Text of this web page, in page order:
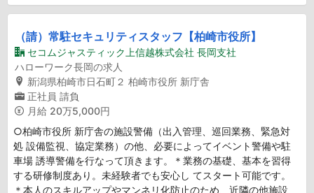
（請）常駐セキュリティスタッフ【柏崎市役所】
セコムジャスティック上信越株式会社 長岡支社
ハローワーク長岡の求人
新潟県柏崎市日石町２ 柏崎市役所 新庁舎
正社員 請負
月給 20万5,000円
○柏崎市役所 新庁舎の施設警備（出入管理、巡回業務、緊急対
処 設備監視、協定業務）の他、必要によってイベント警備や駐
車場 誘導警備を行なって頂きます。＊業務の基礎、基本を習得
する研修制度あり。未経験者でも安心し てスタート可能です。
＊本人のスキルアップやマンネリ化防止のため、近隣の他施設